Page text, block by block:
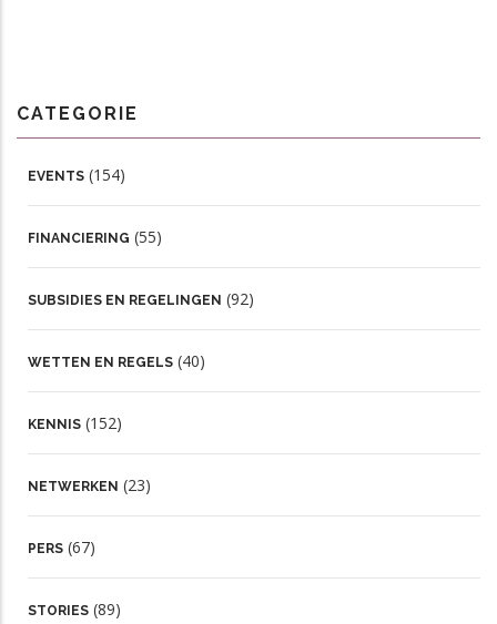
CATEGORIE
EVENTS (154)
FINANCIERING (55)
SUBSIDIES EN REGELINGEN (92)
WETTEN EN REGELS (40)
KENNIS (152)
NETWERKEN (23)
PERS (67)
STORIES (89)